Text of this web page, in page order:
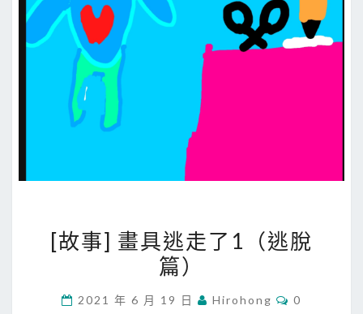
故
事
畫
[故事] 畫具逃走了1（逃脫
篇）
2021 年 6 月 19 日 Hirohong
C
0